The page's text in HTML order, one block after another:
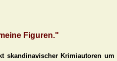
Figuren."
skandinavischer Krimiautoren um